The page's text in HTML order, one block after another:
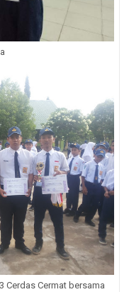
Cerdas Cermat bersama